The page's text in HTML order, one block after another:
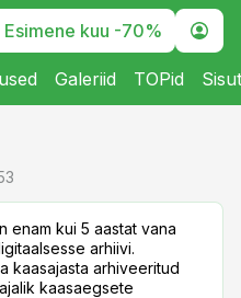
Esimene kuu -70%
Galeriid TOPid
enam kui 5 aastat vana
arhiivi.
kaasajasta arhiveeritud
kaasaegsete